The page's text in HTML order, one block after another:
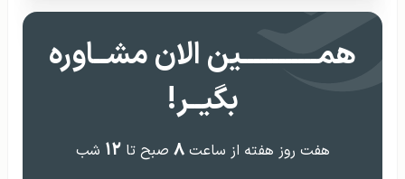
همــــــــــــین الان مشــاوره
بگیــر!
هفت روز هفته از ساعت۸ صبح تا۱۲ شب